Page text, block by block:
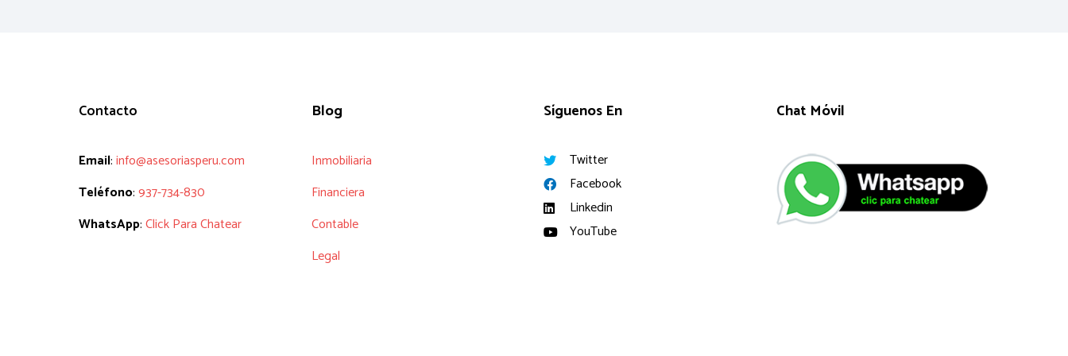
Contacto
Email:info@asesoriasperu.com
Teléfono:937-734-830
WhatsApp:Click Para Chatear
Blog
Inmobiliaria
Financiera
Contable
Legal
Síguenos En
Twitter
Facebook
Linkedin
YouTube
Chat Móvil